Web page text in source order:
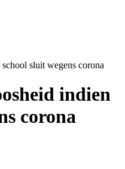
sluit wegens corona
indien
corona